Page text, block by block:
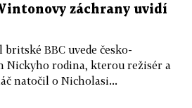
záchrany uvidí
BBC uvede česko-
Nickyho rodina, kterou režisér a
natočil o Nicholasi...